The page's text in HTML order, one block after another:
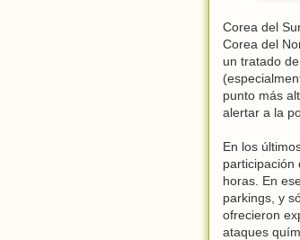
Corea del
Corea del
un tratado
punto más
alertar a la
En los
participación
horas. En
parkings, y
ofrecieron
ataques